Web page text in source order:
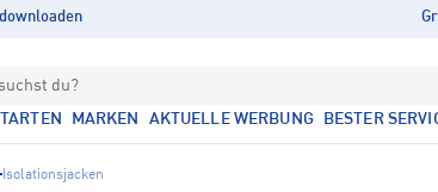
downloaden
du?
MARKEN AKTUELLE WERBUNG BESTER
Isolationsjacken